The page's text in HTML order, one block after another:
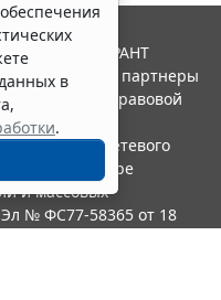
в
.
Система ГАРАНТ
"Гарант" и ее партнеры
ассоциации правовой
в качестве сетевого
надзору в сфере
и массовых
№ ФС77-58365 от 18